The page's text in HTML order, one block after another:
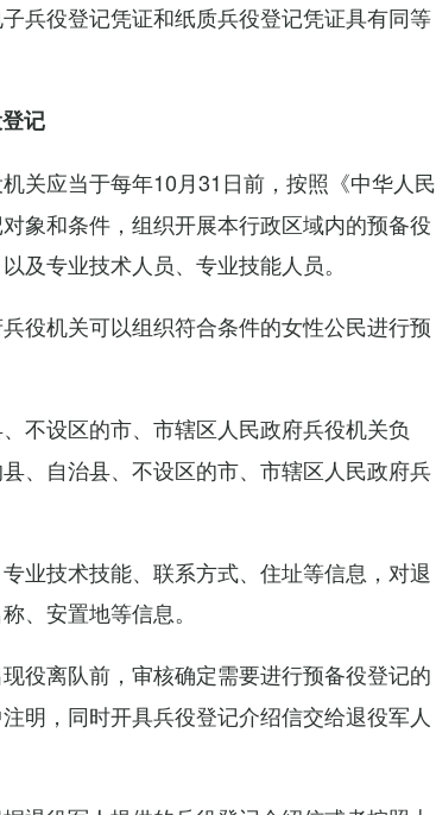
兵役登记凭证和纸质兵役登记凭证具有同等
记
关应当于每年10月31日前，按照《中华人民
象和条件，组织开展本行政区域内的预备役
及专业技术人员、专业技能人员。
役机关可以组织符合条件的女性公民进行预
不设区的市、市辖区人民政府兵役机关负
、自治县、不设区的市、市辖区人民政府兵
业技术技能、联系方式、住址等信息，对退
、安置地等信息。
役离队前，审核确定需要进行预备役登记的
明，同时开具兵役登记介绍信交给退役军人